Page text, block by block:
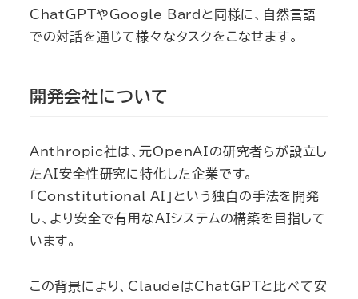
ChatGPTやGoogle Bardと同様に、自然言語
での対話を通じて様々なタスクをこなせます。
開発会社について
Anthropic社は、元OpenAIの研究者らが設立し
たAI安全性研究に特化した企業です。
「Constitutional AI」という独自の手法を開発
し、より安全で有用なAIシステムの構築を目指して
います。
この背景により、ClaudeはChatGPTと比べて安